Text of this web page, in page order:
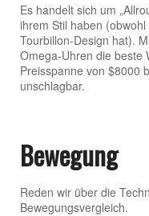
Es handelt sich um
ihrem Stil haben
Tourbillon-Design hat).
Omega-Uhren die beste
Preisspanne von $8000
unschlagbar.
Bewegung
Reden wir über die
Bewegungsvergleich.